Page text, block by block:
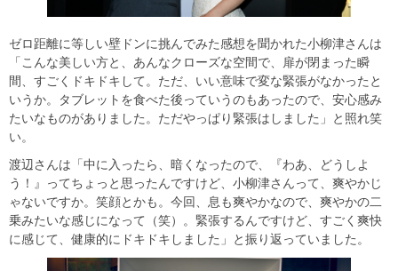
ゼロ距離に等しい壁ドンに挑んでみた感想を聞かれた小柳津さんは
「こんな美しい方と、あんなクローズな空間で、扉が閉まった瞬
間、すごくドキドキして。ただ、いい意味で変な緊張がなかったと
いうか。タブレットを食べた後っていうのもあったので、安心感み
たいなものがありました。ただやっぱり緊張はしました」と照れ笑
い。
渡辺さんは「中に入ったら、暗くなったので、『わあ、どうしよ
う！』ってちょっと思ったんですけど、小柳津さんって、爽やかじ
ゃないですか。笑顔とかも。今回、息も爽やかなので、爽やかの二
乗みたいな感じになって（笑）。緊張するんですけど、すごく爽快
に感じて、健康的にドキドキしました」と振り返っていました。